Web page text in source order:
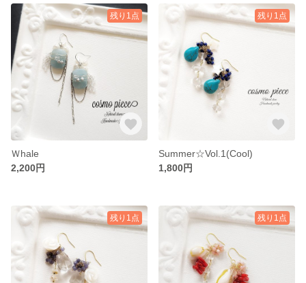
残り1点
Ｗhale
2,200円
残り1点
Summer☆Vol.1(Cool)
1,800円
残り1点 残り1点